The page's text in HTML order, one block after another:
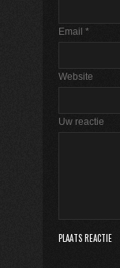
Email *
Website
Uw reactie